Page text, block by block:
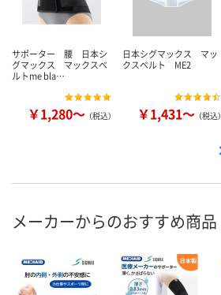
サポーター 腰 日本シ
グマックス マックスベ
ルトme bla…
￥1,280～ （税込）
日本シグマックス マッ
クスベルト ME2
￥1,431～ （税込）
メーカーからのおすすめ商品